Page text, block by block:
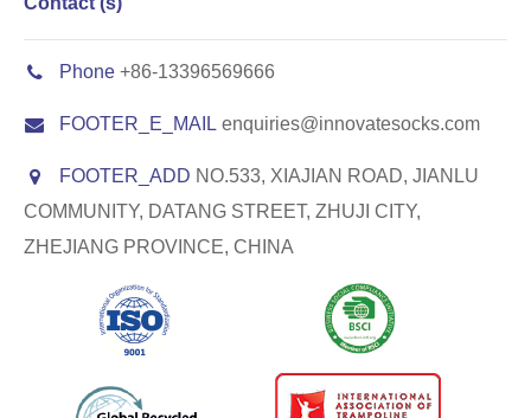
Phone +86-13396569666
FOOTER_E_MAIL enquiries@innovatesocks.com
FOOTER_ADD NO.533, XIAJIAN ROAD, JIANLU
COMMUNITY, DATANG STREET, ZHUJI CITY,
ZHEJIANG PROVINCE, CHINA